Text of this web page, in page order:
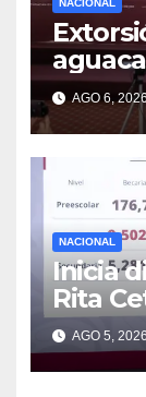
NACIONAL
mdp a
Manzo
AGO 6,
NACIONAL
Inicia
Rita
AGO 5, 2026